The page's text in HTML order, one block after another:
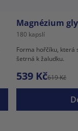
Magnézium
180 kapslí
Forma hořčíku, která
šetrná k žaludku.
539 Kč619 Kč